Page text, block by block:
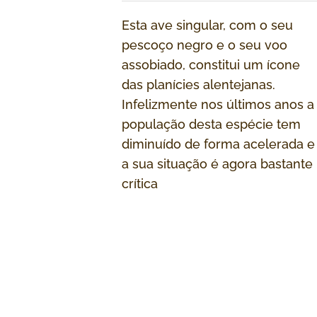
Esta ave singular, com o seu
pescoço negro e o seu voo
assobiado, constitui um ícone
das planícies alentejanas.
Infelizmente nos últimos anos a
população desta espécie tem
diminuído de forma acelerada e
a sua situação é agora bastante
crítica